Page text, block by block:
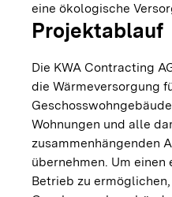
eine ökologische
Projektablauf
Die KWA Contracting
die Wärmeversorgung
Wohnungen und alle
zusammenhängenden
übernehmen. Um
Betrieb zu